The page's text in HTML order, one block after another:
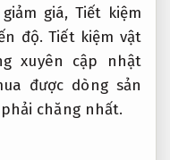
giá, Tiết kiệm
độ. Tiết kiệm vật
xuyên cập nhật
được dòng sản
chăng nhất.